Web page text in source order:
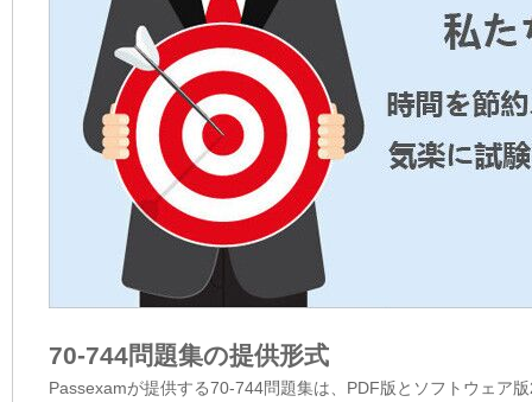
70-744問題集の提供形式
Passexamが提供する70-744問題集は、PDF版とソフトウェア